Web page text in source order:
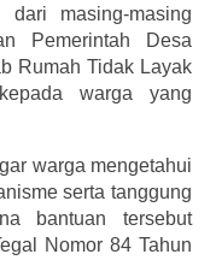
dari masing-masing
Pemerintah Desa
Rumah Tidak Layak
warga yang
warga mengetahui
serta tanggung
bantuan tersebut
Nomor 84 Tahun